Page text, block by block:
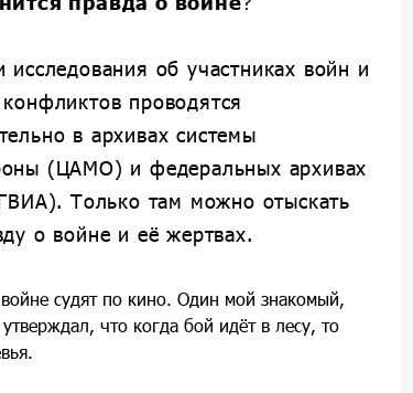
исследования об участниках войн и
проводятся
в архивах системы
(ЦАМО) и федеральных архивах
Только там можно отыскать
о войне и её жертвах.
судят по кино. Один мой знакомый,
что когда бой идёт в лесу, то